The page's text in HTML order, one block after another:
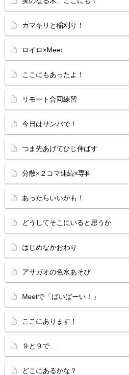
カマキリと稲刈り！
ロイロ×Meet
ここにもあったよ！
リモート合同練習
今日はサンバで！
つま先あげてひじ伸ばす
分散×２コマ連続×専科
あったらいいかも！
どうしてそこにいると思うか
はじめなかおわり
アサガオの色水あそび
Meetで「ばいばーい！」
ここにあります！
９と９で…
どこにあるかな？